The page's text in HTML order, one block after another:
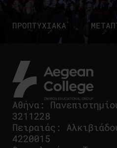
ΠΡΟΠΤΥΧΙΑΚΑ
Αθήνα :
3211228
Πειραιάς :
4220015